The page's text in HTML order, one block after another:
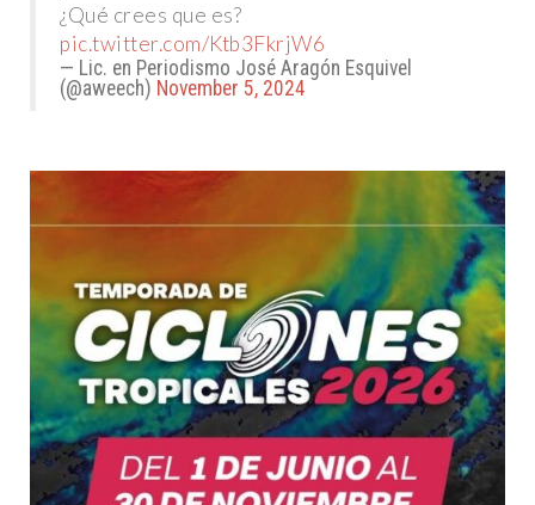
¿Qué crees que es?
pic.twitter.com/Ktb3FkrjW6
— Lic. en Periodismo José Aragón Esquivel
(@aweech) November 5, 2024